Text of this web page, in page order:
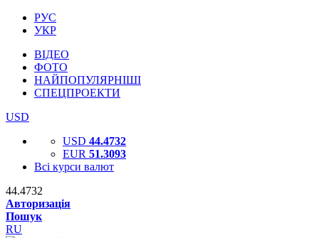
РУС
УКР
ВІДЕО
ФОТО
НАЙПОПУЛЯРНІШІ
СПЕЦПРОЕКТИ
USD
USD 44.4732
EUR 51.3093
Всі курси валют
44.4732
Авторизація
Пошук
RU